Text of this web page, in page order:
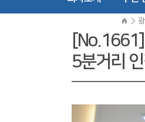
[No.1661]
5분거리
>